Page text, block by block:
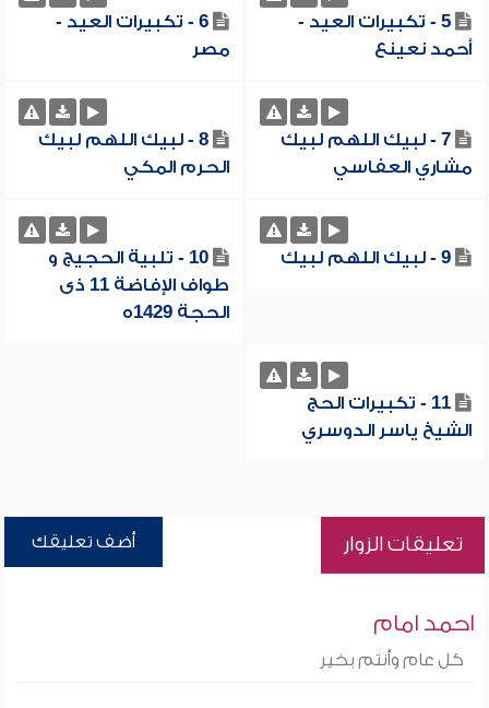
5 - تكبيرات العيد -
أحمد نعينع
6 - تكبيرات العيد -
مصر
7 - لبيك اللهم لبيك
مشاري العفاسي
8 - لبيك اللهم لبيك
الحرم المكي
9 - لبيك اللهم لبيك
10 - تلبية الحجيج و
طواف الإفاضة 11 ذى
الحجة 1429ه
11 - تكبيرات الحج
الشيخ ياسر الدوسري
تعليقات الزوار أضف تعليقك
احمد امام
كل عام وأنتم بخير